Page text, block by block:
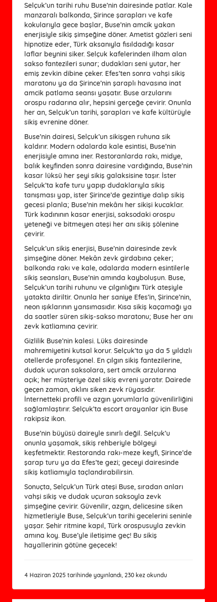
Selçuk’un tarihi ruhu Buse’nin dairesinde patlar. Kale
manzaralı balkonda, Şirince şarapları ve kafe
kokularıyla gece başlar, Buse’nin amcik yakan
enerjisiyle sikiş şimşeğine döner. Ametist gözleri seni
hipnotize eder, Türk aksanıyla fısıldadığı kasar
laflar beynini siker. Selçuk kafelerinden ilham alan
sakso fantezileri sunar; dudakları seni yutar, her
emiş zevkin dibine çeker. Efes’ten sonra vahşi sikiş
maratonu ya da Şirince’nin şaraplı havasına inat
amcik patlama seansı yaşatır. Buse arzularını
orospu radarına alır, hepsini gerçeğe çevirir. Onunla
her an, Selçuk’un tarihi, şarapları ve kafe kültürüyle
sikiş evrenine döner.
Buse’nin dairesi, Selçuk’un sikişgen ruhuna sik
kaldırır. Modern odalarda kale esintisi, Buse’nin
enerjisiyle amına iner. Restoranlarda rakı, midye,
balık keyfinden sonra dairesine vardığında, Buse’nin
kasar lüksü her şeyi sikiş galaksisine taşır. İster
Selçuk’ta kafe turu yapıp dudaklarıyla sikiş
tanışması yap, ister Şirince’de gezintiye dalıp sikiş
gecesi planla; Buse’nin mekânı her sikişi kucaklar.
Türk kadınının kasar enerjisi, saksodaki orospu
yeteneği ve bitmeyen ateşi her anı sikiş şölenine
çevirir.
Selçuk’un sikiş enerjisi, Buse’nin dairesinde zevk
şimşeğine döner. Mekân zevk girdabına çeker;
balkonda rakı ve kale, odalarda modern esintilerle
sikiş seansları, Buse’nin amında kayboluşun. Buse,
Selçuk’un tarihi ruhunu ve çılgınlığını Türk ateşiyle
yatakta diriltir. Onunla her saniye Efes’in, Şirince’nin,
neon ışıklarının yansımasıdır. Kısa sikiş kaçamağı ya
da saatler süren sikiş-sakso maratonu; Buse her anı
zevk katliamına çevirir.
Gizlilik Buse’nin kalesi. Lüks dairesinde
mahremiyetini kutsal korur. Selçuk’ta ya da 5 yıldızlı
otellerde profesyonel. En çılgın sikiş fantezilerine,
dudak uçuran saksolara, sert amcik arzularına
açık; her müşteriye özel sikiş evreni yaratır. Dairede
geçen zaman, aklını siken zevk rüyasıdır.
İnternetteki profili ve azgın yorumlarla güvenilirliğini
sağlamlaştırır. Selçuk’ta escort arayanlar için Buse
rakipsiz ikon.
Buse’nin büyüsü daireyle sınırlı değil. Selçuk’u
onunla yaşamak, sikiş rehberiyle bölgeyi
keşfetmektir. Restoranda rakı-meze keyfi, Şirince’de
şarap turu ya da Efes’te gezi; geceyi dairesinde
sikiş katliamıyla taçlandırabilirsin.
Sonuçta, Selçuk’un Türk ateşi Buse, sıradan anları
vahşi sikiş ve dudak uçuran saksoyla zevk
şimşeğine çevirir. Güvenilir, azgın, delicesine siken
hizmetleriyle Buse, Selçuk’un tarihi gecelerini seninle
yaşar. Şehir ritmine kapıl, Türk orospusuyla zevkin
amına koy. Buse’yle iletişime geç! Bu sikiş
hayallerinin götüne geçecek!
4 Haziran 2025 tarihinde yayınlandı, 230 kez okundu